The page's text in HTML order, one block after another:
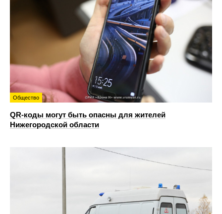
Общество
QR-коды могут быть опасны для жителей
Нижегородской области